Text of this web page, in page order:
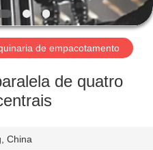
de empacotamento
de quatro
China